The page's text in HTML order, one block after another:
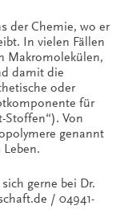
der Chemie, wo er
In vielen Fällen
Makromolekülen,
damit die
oder
für
Stoffen“). Von
genannt
gerne bei Dr.
/ 04941-